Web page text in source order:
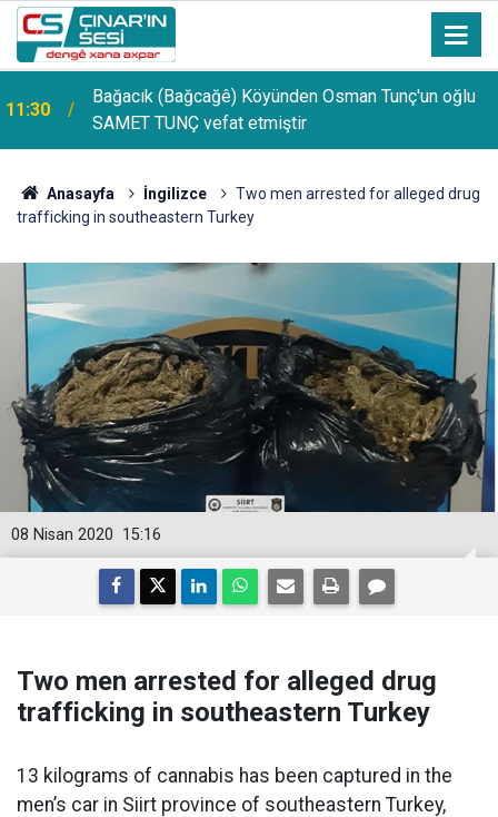
11:30
Bağacık (Bağcağê) Köyünden Osman Tunç'un oğlu
SAMET TUNÇ vefat etmiştir
11:24
PDR Uzmanı Muhammed Beşir Özçelik: Hiçbir
tercih yapılmalı
Anasayfa İngilizce
Two men arrested for alleged drug
trafficking in southeastern Turkey
15:16
08 Nisan 2020
Two men arrested for alleged drug
trafficking in southeastern Turkey
13 kilograms of cannabis has been captured in the
men’s car in Siirt province of southeastern Turkey,